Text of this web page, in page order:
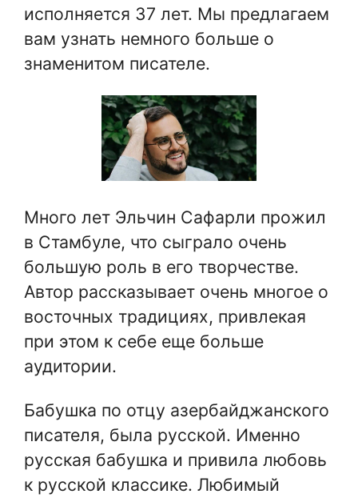
исполняется 37 лет. Мы предлагаем
вам узнать немного больше о
знаменитом писателе.
Много лет Эльчин Сафарли прожил
в Стамбуле, что сыграло очень
большую роль в его творчестве.
Автор рассказывает очень многое о
восточных традициях, привлекая
при этом к себе еще больше
аудитории.
Бабушка по отцу азербайджанского
писателя, была русской. Именно
русская бабушка и привила любовь
к русской классике. Любимый